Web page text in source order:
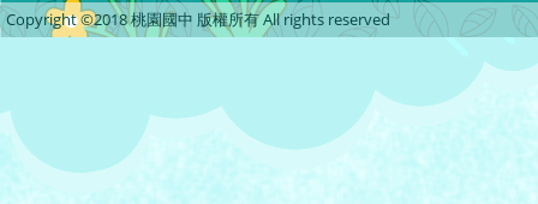
Copyright ©2018 桃園國中 版權所有 All rights reserved